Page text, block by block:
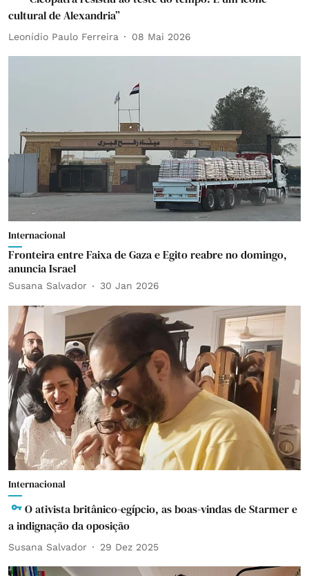
cultural de Alexandria”
Leonídio Paulo Ferreira 08 Mai 2026
Internacional
Fronteira entre Faixa de Gaza e Egito reabre no domingo,
anuncia Israel
Susana Salvador 30 Jan 2026
Internacional
O ativista britânico-egípcio, as boas-vindas de Starmer e
a indignação da oposição
Susana Salvador 29 Dez 2025